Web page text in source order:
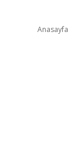
Anasayfa